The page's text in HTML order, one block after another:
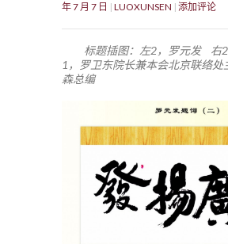
年 7 月 7 日
LUOXUNSEN 添加评论
标题插图：左2，罗元发 右
1，罗卫东院长兼本会北京联络
森总编